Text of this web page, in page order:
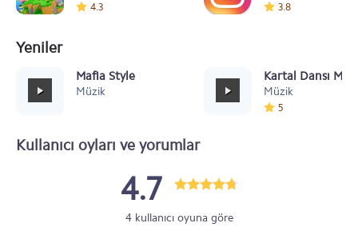
4.3 3.8
Yeniler
Mafia Style
Müzik
Kartal Dansı
Müzik
5
Kullanıcı oyları ve yorumlar
4.7
4 kullanıcı oyuna göre